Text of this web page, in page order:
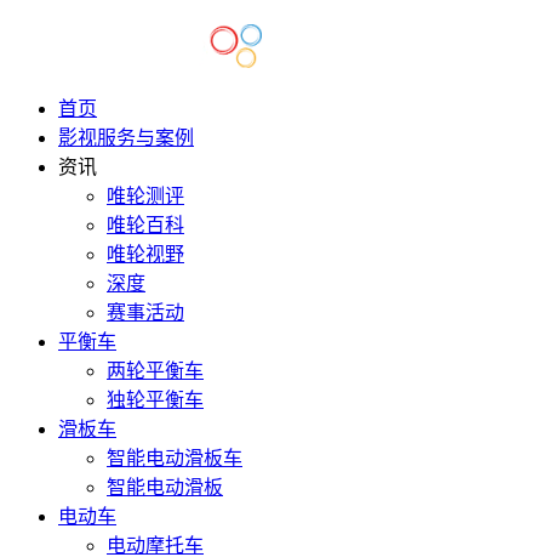
首页
影视服务与案例
资讯
唯轮测评
唯轮百科
唯轮视野
深度
赛事活动
平衡车
两轮平衡车
独轮平衡车
滑板车
智能电动滑板车
智能电动滑板
电动车
电动摩托车